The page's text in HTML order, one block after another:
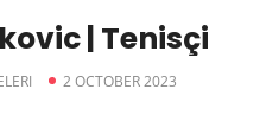
| Tenisçi
2 OCTOBER 2023